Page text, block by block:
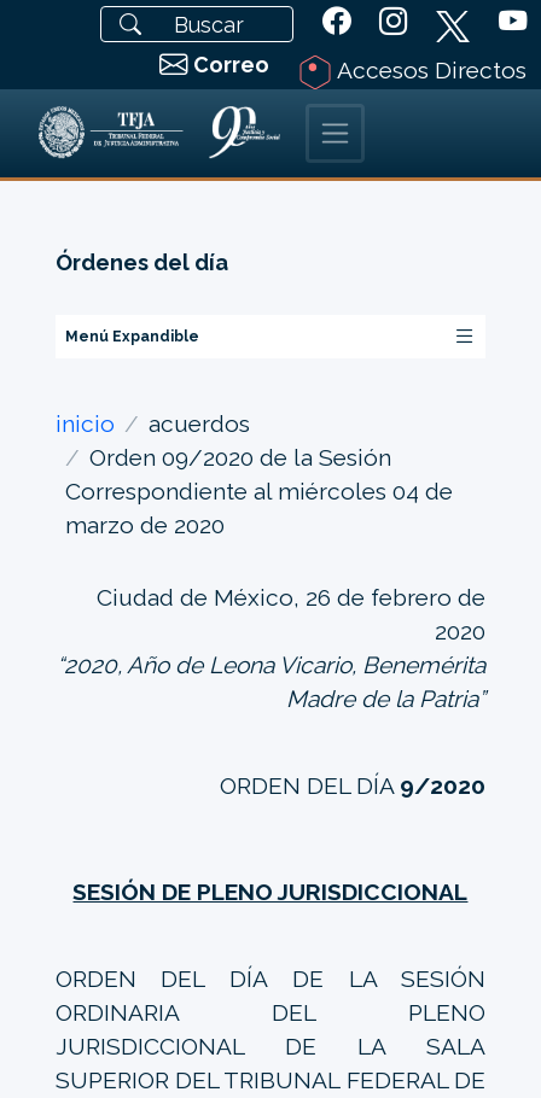
Correo Accesos Directos
Órdenes del día
Menú Expandible
inicio
acuerdos
Orden 09/2020 de la Sesión
Correspondiente al miércoles 04 de
marzo de 2020
Ciudad de México, 26 de febrero de
2020
“2020, Año de Leona Vicario, Benemérita
Madre de la Patria”
ORDEN DEL DÍA 9/2020
SESIÓN DE PLENO JURISDICCIONAL
ORDEN DEL DÍA DE LA SESIÓN
ORDINARIA DEL PLENO
JURISDICCIONAL DE LA SALA
SUPERIOR DEL TRIBUNAL FEDERAL DE